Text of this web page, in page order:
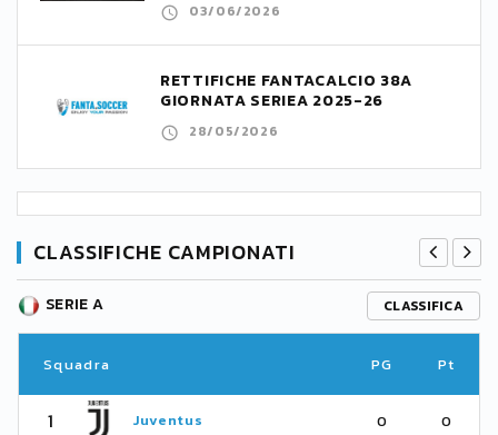
03/06/2026
RETTIFICHE FANTACALCIO 38A
GIORNATA SERIEA 2025-26
28/05/2026
CLASSIFICHE CAMPIONATI
SERIE A CLASSIFICA
Squadra PG Pt
1 Juventus 0 0